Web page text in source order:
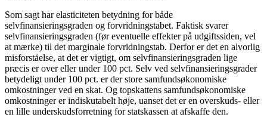
Som sagt har elasticiteten betydning for både
selvfinansieringsgraden og forvridningstabet. Faktisk svarer
selvfinansieringsgraden (før eventuelle effekter på udgiftssiden, vel
at mærke) til det marginale forvridningstab. Derfor er det en alvorlig
misforståelse, at det er vigtigt, om selvfinansieringsgraden lige
præcis er over eller under 100 pct. Selv ved selvfinansieringsgrader
betydeligt under 100 pct. er der store samfundsøkonomiske
omkostninger ved en skat. Og topskattens samfundsøkonomiske
omkostninger er indiskutabelt høje, uanset det er en overskuds- eller
en lille underskudsforretning for statskassen at afskaffe den.